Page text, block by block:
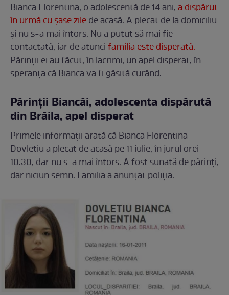
Bianca Florentina, o adolescentă de 14 ani,a dispărut
în urmă cu șase zilede acasă. A plecat de la domiciliu
și nu s-a mai întors. Nu a putut să mai fie
contactată, iar de atuncifamilia este disperată.
Părinții ei au făcut, în lacrimi, un apel disperat, în
speranța că Bianca va fi găsită curând.
Părinții Biancăi, adolescenta dispărută
din Brăila, apel disperat
Primele informații arată că Bianca Florentina
Dovletiu a plecat de acasă pe 11 iulie, în jurul orei
10.30, dar nu s-a mai întors. A fost sunată de părinți,
dar niciun semn. Familia a anunțat poliția.